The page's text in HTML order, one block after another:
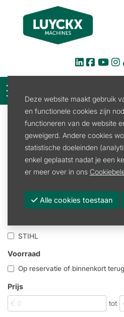
Verhuur
Bosmaaier/Trimmer
Promoties
STIHL
Voorraad
Op reservatie of binnenkort
Prijs
tot
Deze website maakt gebruik
en functionele cookies zijn
functioneren van de website
geweigerd. Andere cookies
statistische doeleinden
enkel geplaatst nadat je een
er meer over in ons
Alle cookies toestaan